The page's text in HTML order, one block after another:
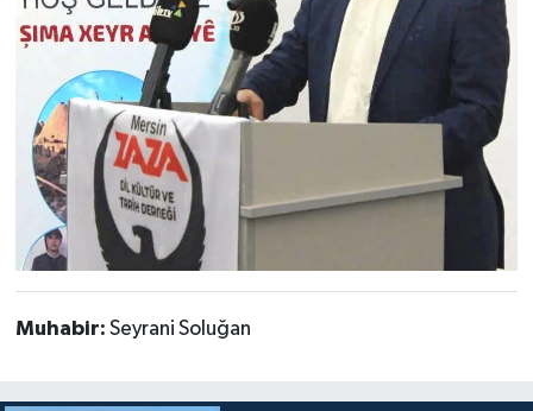
Muhabir: Seyrani Soluğan